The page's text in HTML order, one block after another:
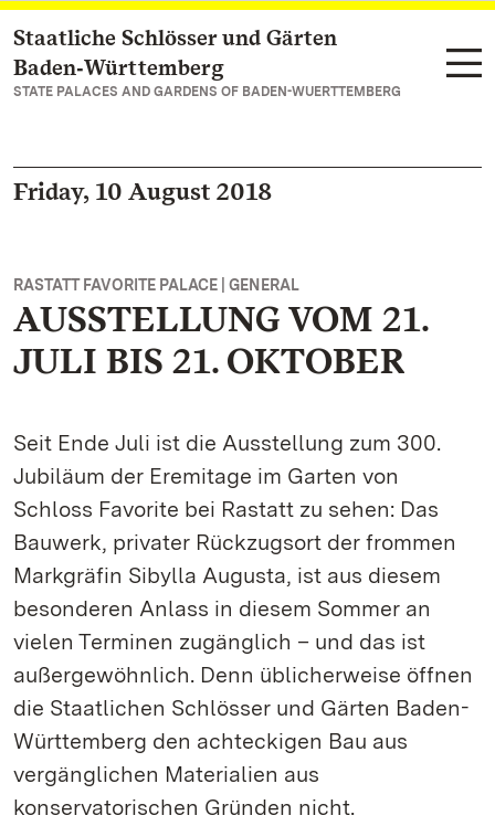
Navigate to main page
Staatliche Schlösser und Gärten
Baden‑Württemberg
STATE PALACES AND GARDENS OF BADEN-WUERTTEMBERG
Friday, 10 August 2018
RASTATT FAVORITE PALACE | GENERAL
AUSSTELLUNG VOM 21.
JULI BIS 21. OKTOBER
Seit Ende Juli ist die Ausstellung zum 300.
Jubiläum der Eremitage im Garten von
Schloss Favorite bei Rastatt zu sehen: Das
Bauwerk, privater Rückzugsort der frommen
Markgräfin Sibylla Augusta, ist aus diesem
besonderen Anlass in diesem Sommer an
vielen Terminen zugänglich – und das ist
außergewöhnlich. Denn üblicherweise öffnen
die Staatlichen Schlösser und Gärten Baden-
Württemberg den achteckigen Bau aus
vergänglichen Materialien aus
konservatorischen Gründen nicht.